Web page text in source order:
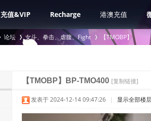
充值&VIP Recharge 港澳充值
论坛 女斗、拳击、虐腹、Fight
›
【TMOBP】
【TMOBP】BP-TMO400 [复制链接]
发表于 2024-12-14 09:47:26 | 显示全部楼